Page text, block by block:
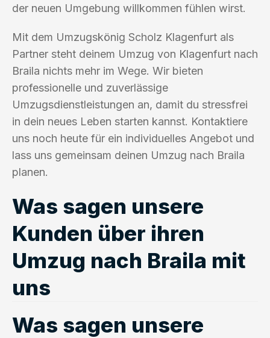
der neuen Umgebung willkommen fühlen wirst.
Mit dem Umzugskönig Scholz Klagenfurt als
Partner steht deinem Umzug von Klagenfurt nach
Braila nichts mehr im Wege. Wir bieten
professionelle und zuverlässige
Umzugsdienstleistungen an, damit du stressfrei
in dein neues Leben starten kannst. Kontaktiere
uns noch heute für ein individuelles Angebot und
lass uns gemeinsam deinen Umzug nach Braila
planen.
Was sagen unsere
Kunden über ihren
Umzug nach Braila mit
uns
Was sagen unsere